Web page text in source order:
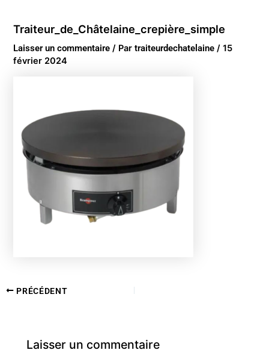
Traiteur_de_Châtelaine_crepière_simple
Laisser un commentaire / Partraiteurdechatelaine/15
février 2024
PRÉCÉDENT
Laisser un commentaire